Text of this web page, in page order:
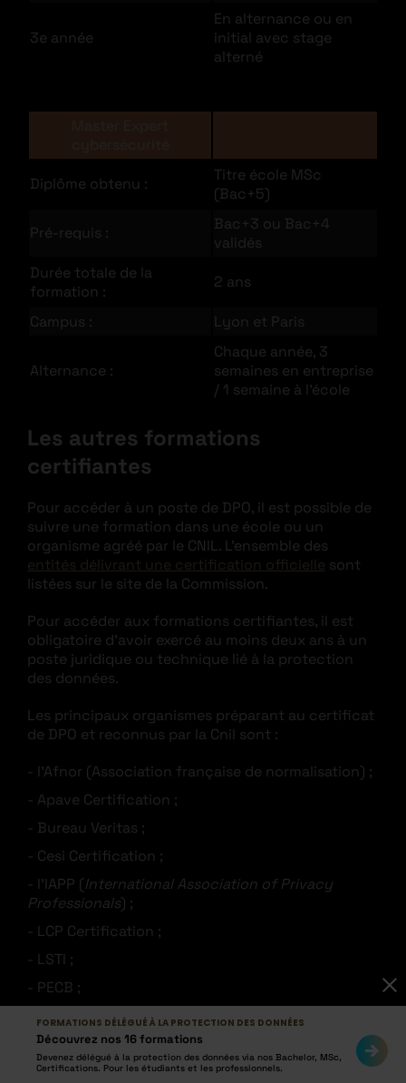
3e année
En alternance ou en
initial avec stage
alterné
Diplôme obtenu :
Titre école MSc
(Bac+5)
Pré-requis :
Bac+3 ou Bac+4
validés
Durée totale de la
formation :
2 ans
Campus : Lyon et Paris
Alternance :
Chaque année, 3
semaines en entreprise
/ 1 semaine à l’école
Les autres formations
certifiantes
Pour accéder à un poste de DPO, il est possible de
suivre une formation dans une école ou un
organisme agréé par le CNIL. L’ensemble des
entités délivrant une certification officielle sont
listées sur le site de la Commission.
Pour accéder aux formations certifiantes, il est
obligatoire d’avoir exercé au moins deux ans à un
poste juridique ou technique lié à la protection
des données.
Les principaux organismes préparant au certificat
de DPO et reconnus par la Cnil sont :
l’Afnor (Association française de normalisation) ;
Apave Certification ;
Bureau Veritas ;
Cesi Certification ;
l’IAPP (International Association of Privacy
Professionals) ;
LCP Certification ;
LSTI ;
PECB ;
SGS.
FORMATIONS DÉLÉGUÉ À LA PROTECTION DES DONNÉES
Découvrez nos 16 formations
Devenez délégué à la protection des données via nos Bachelor, MSc,
Certifications. Pour les étudiants et les professionnels.